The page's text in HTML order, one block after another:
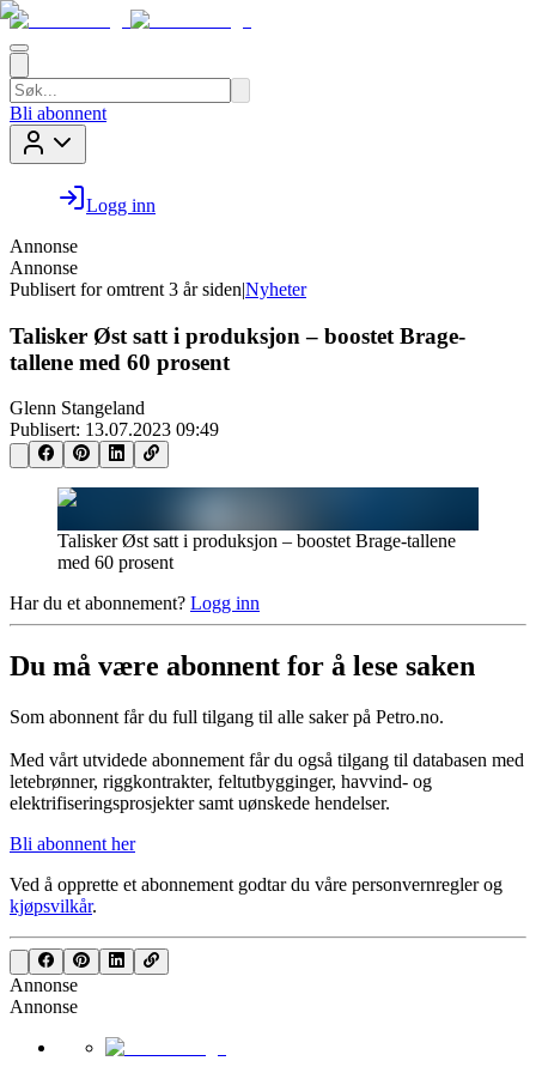
Bli abonnent
Logg inn
Annonse
Annonse
Publisert for omtrent 3 år siden|Nyheter
Talisker Øst satt i produksjon – boostet Brage-
tallene med 60 prosent
Glenn Stangeland
Publisert: 13.07.2023 09:49
Talisker Øst satt i produksjon – boostet Brage-tallene
med 60 prosent
Har du et abonnement? Logg inn
Du må være abonnent for å lese saken
Som abonnent får du full tilgang til alle saker på Petro.no.
Med vårt utvidede abonnement får du også tilgang til databasen med
letebrønner, riggkontrakter, feltutbygginger, havvind- og
elektrifiseringsprosjekter samt uønskede hendelser.
Bli abonnent her
Ved å opprette et abonnement godtar du våre personvernreglerog
kjøpsvilkår.
Annonse
Annonse